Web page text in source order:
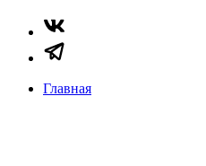
Главная